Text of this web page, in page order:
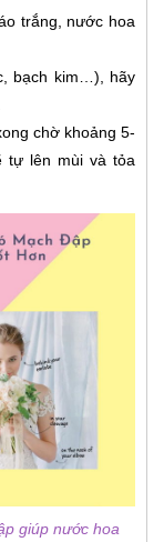
trắng, nước hoa
bạch kim…), hãy
chờ khoảng 5-
tự lên mùi và tỏa
giúp nước hoa